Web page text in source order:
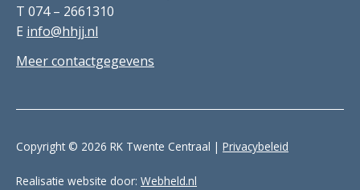
T 074 – 2661310
E info@hhjj.nl
Meer contactgegevens
Copyright © 2026 RK Twente Centraal | Privacybeleid
Realisatie website door: Webheld.nl